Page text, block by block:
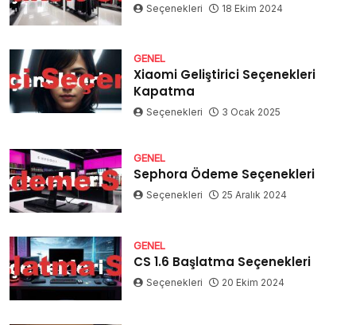
Seçenekleri 18 Ekim 2024
GENEL
Xiaomi Geliştirici Seçenekleri
Kapatma
Seçenekleri 3 Ocak 2025
GENEL
Sephora Ödeme Seçenekleri
Seçenekleri 25 Aralık 2024
GENEL
CS 1.6 Başlatma Seçenekleri
Seçenekleri 20 Ekim 2024